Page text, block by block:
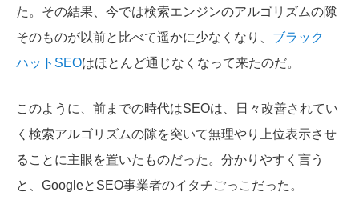
た。その結果、今では検索エンジンのアルゴリズムの隙
そのものが以前と比べて遥かに少なくなり、 ブラック
ハットSEOはほとんど通じなくなって来たのだ。
このように、前までの時代はSEOは、日々改善されてい
く検索アルゴリズムの隙を突いて無理やり上位表示させ
ることに主眼を置いたものだった。分かりやすく言う
と、GoogleとSEO事業者のイタチごっこだった。